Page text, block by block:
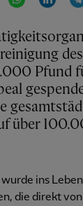
Pfund
über
ins
die direkt